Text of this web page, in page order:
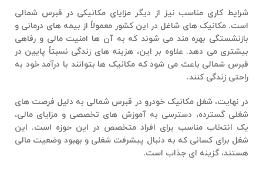
شرایط کاری مناسب نیز از دیگر مزایای مکانیکی در قبرس شمالی
است. مکانیک های شاغل در این کشور معمولاً از بیمه های درمانی و
بازنشستگی بهره مند می شوند که به آن ها امنیت مالی و رفاهی
بیشتری می دهد. علاوه بر این، هزینه های زندگی نسبتاً پایین در
قبرس شمالی باعث می شود که مکانیک ها بتوانند با درآمد خود به
راحتی زندگی کنند.
در نهایت، شغل مکانیک خودرو در قبرس شمالی به دلیل فرصت های
شغلی گسترده، دسترسی به آموزش های تخصصی و مزایای مالی،
یک انتخاب مناسب برای افراد متخصص در این حوزه است. این
شغل برای کسانی که به دنبال پیشرفت شغلی و بهبود وضعیت مالی
هستند، گزینه ای جذاب است.